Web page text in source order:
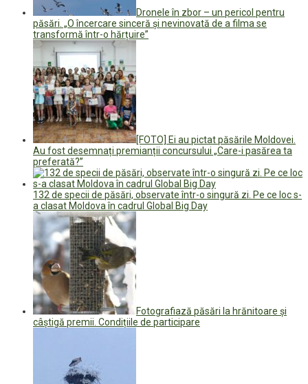
Dronele în zbor – un pericol pentru
păsări. „O încercare sinceră și nevinovată de a filma se
transformă într-o hărțuire”
[FOTO] Ei au pictat păsările Moldovei.
Au fost desemnați premianții concursului „Care-i pasărea ta
preferată?”
132 de specii de păsări, observate într-o singură zi. Pe ce loc s-
a clasat Moldova în cadrul Global Big Day
Fotografiază păsări la hrănitoare și
câștigă premii. Condițiile de participare